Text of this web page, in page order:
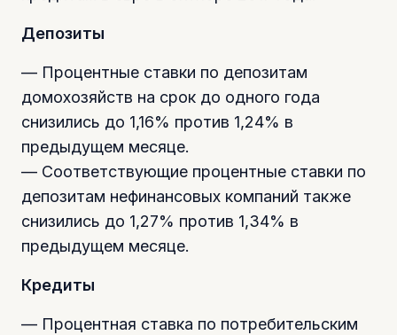
Депозиты
— Процентные ставки по депозитам
домохозяйств на срок до одного года
снизились до 1,16% против 1,24% в
предыдущем месяце.
— Соответствующие процентные ставки по
депозитам нефинансовых компаний также
снизились до 1,27% против 1,34% в
предыдущем месяце.
Кредиты
— Процентная ставка по потребительским